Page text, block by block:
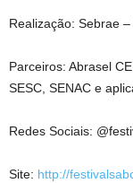
Realização: Sebrae –
Parceiros: Abrasel
SESC, SENAC e
Redes Sociais:
Site: http://